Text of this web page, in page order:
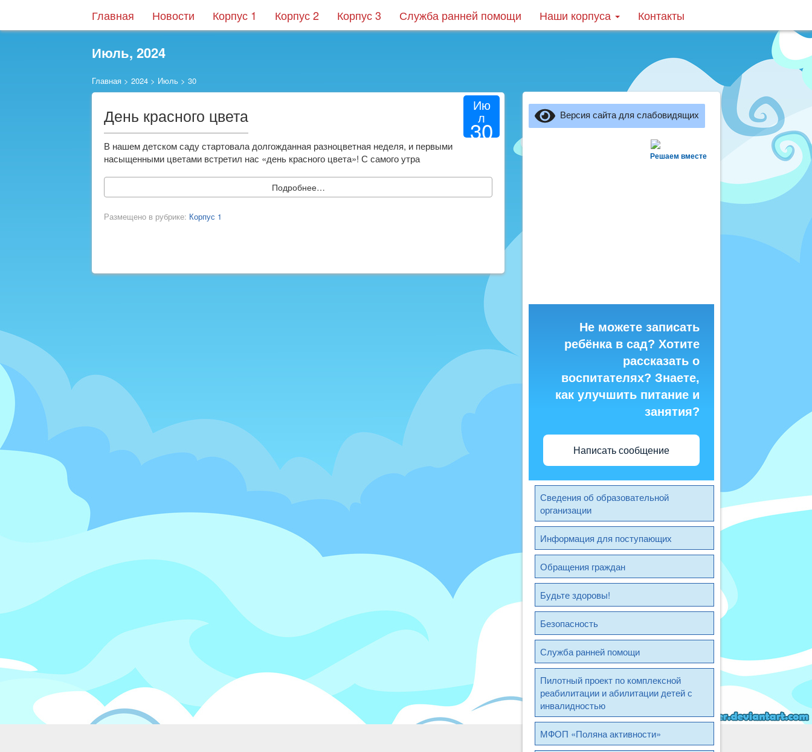
Главная Новости Корпус 1 Корпус 2 Корпус 3 Служба ранней помощи Наши корпуса Контакты
Июль, 2024
Главная > 2024 > Июль > 30
День красного цвета Ию
л
30
В нашем детском саду стартовала долгожданная разноцветная неделя, и первыми
насыщенными цветами встретил нас «день красного цвета»! С самого утра
Подробнее…
Размещено в рубрике: Корпус 1
Версия сайта для слабовидящих
Решаем вместе
Не можете записать
ребёнка в сад? Хотите
рассказать о
воспитателях? Знаете,
как улучшить питание и
занятия?
Написать сообщение
Сведения об образовательной
организации
Информация для поступающих
Обращения граждан
Будьте здоровы!
Безопасность
Служба ранней помощи
Пилотный проект по комплексной
реабилитации и абилитации детей с
инвалидностью
МФОП «Поляна активности»